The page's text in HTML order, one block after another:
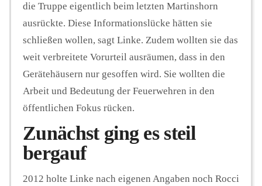
die Truppe eigentlich beim letzten Martinshorn
ausrückte. Diese Informationslücke hätten sie
schließen wollen, sagt Linke. Zudem wollten sie das
weit verbreitete Vorurteil ausräumen, dass in den
Gerätehäusern nur gesoffen wird. Sie wollten die
Arbeit und Bedeutung der Feuerwehren in den
öffentlichen Fokus rücken.
Zunächst ging es steil
bergauf
2012 holte Linke nach eigenen Angaben noch Rocci